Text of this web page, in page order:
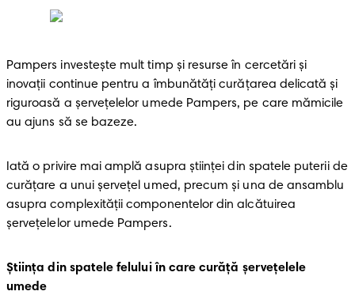
Pampers investește mult timp și resurse în cercetări și
inovații continue pentru a îmbunătăți curățarea delicată și
riguroasă a șervețelelor umede Pampers, pe care mămicile
au ajuns să se bazeze.
Iată o privire mai amplă asupra științei din spatele puterii de
curățare a unui șervețel umed, precum și una de ansamblu
asupra complexității componentelor din alcătuirea
șervețelelor umede Pampers.
Știința din spatele felului în care curăță șervețelele
umede